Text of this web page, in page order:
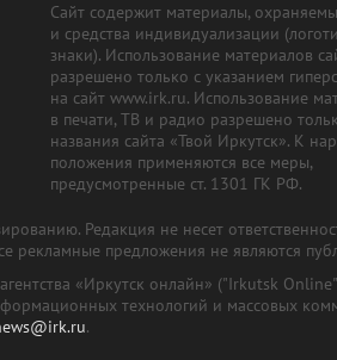
Сайт содержит материалы,
и средства индивидуализации
знаки). Использование материалов
разрешено только с указанием
на сайт www.irk.ru. Использование
в печати, ТВ и радио разрешено
названия сайта «Твой Иркутск». К
положения применяются все меры,
предусмотренные ст. 1301 ГК РФ.
Редакция не несет
рекламные предложения не являются
«Иркутск онлайн» ("Irkutsk
технологий и массовых
.